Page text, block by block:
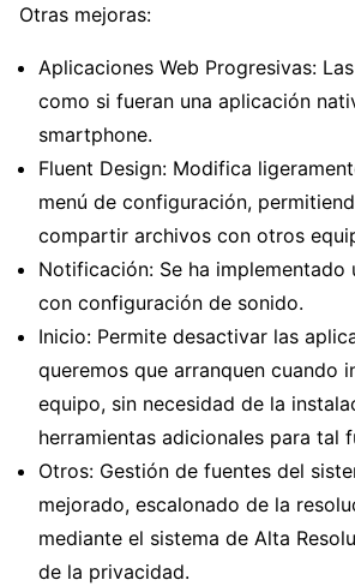
Otras mejoras:
Aplicaciones Web Progresivas:
como si fueran una aplicación
smartphone.
Fluent Design: Modifica
menú de configuración,
compartir archivos con otros
Notificación: Se ha implementado
con configuración de sonido.
Inicio: Permite desactivar las
queremos que arranquen cuando
equipo, sin necesidad de la
herramientas adicionales para tal
Otros: Gestión de fuentes del
mejorado, escalonado de la
mediante el sistema de Alta
de la privacidad.